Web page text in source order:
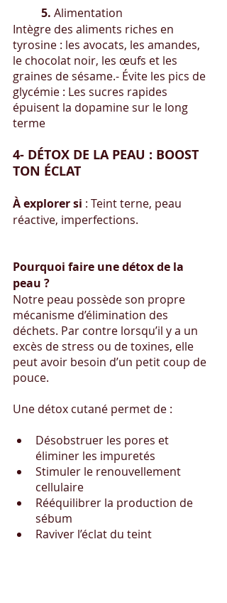
	5.
Alimentation
Intègre des aliments riches en
tyrosine : les avocats, les amandes,
le chocolat noir, les œufs et les
graines de sésame.- Évite les pics de
glycémie : Les sucres rapides
épuisent la dopamine sur le long
terme
4️- DÉTOX DE LA PEAU : BOOST
TON ÉCLAT
À explorer si : Teint terne, peau
réactive, imperfections.
Pourquoi faire une détox de la
peau ?
Notre peau possède son propre
mécanisme d’élimination des
déchets. Par contre lorsqu’il y a un
excès de stress ou de toxines, elle
peut avoir besoin d’un petit coup de
pouce.
Une détox cutané permet de :
Désobstruer les pores et
éliminer les impuretés
Stimuler le renouvellement
cellulaire
Rééquilibrer la production de
sébum
Raviver l’éclat du teint